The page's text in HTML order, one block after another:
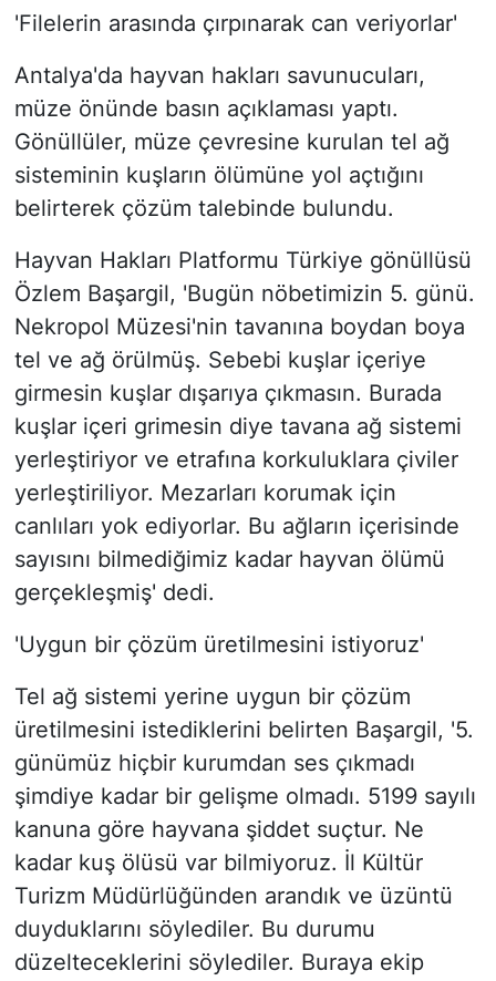
'Filelerin arasında çırpınarak can veriyorlar'
Antalya'da hayvan hakları savunucuları,
müze önünde basın açıklaması yaptı.
Gönüllüler, müze çevresine kurulan tel ağ
sisteminin kuşların ölümüne yol açtığını
belirterek çözüm talebinde bulundu.
Hayvan Hakları Platformu Türkiye gönüllüsü
Özlem Başargil, 'Bugün nöbetimizin 5. günü.
Nekropol Müzesi'nin tavanına boydan boya
tel ve ağ örülmüş. Sebebi kuşlar içeriye
girmesin kuşlar dışarıya çıkmasın. Burada
kuşlar içeri grimesin diye tavana ağ sistemi
yerleştiriyor ve etrafına korkuluklara çiviler
yerleştiriliyor. Mezarları korumak için
canlıları yok ediyorlar. Bu ağların içerisinde
sayısını bilmediğimiz kadar hayvan ölümü
gerçekleşmiş' dedi.
'Uygun bir çözüm üretilmesini istiyoruz'
Tel ağ sistemi yerine uygun bir çözüm
üretilmesini istediklerini belirten Başargil, '5.
günümüz hiçbir kurumdan ses çıkmadı
şimdiye kadar bir gelişme olmadı. 5199 sayılı
kanuna göre hayvana şiddet suçtur. Ne
kadar kuş ölüsü var bilmiyoruz. İl Kültür
Turizm Müdürlüğünden arandık ve üzüntü
duyduklarını söylediler. Bu durumu
düzelteceklerini söylediler. Buraya ekip